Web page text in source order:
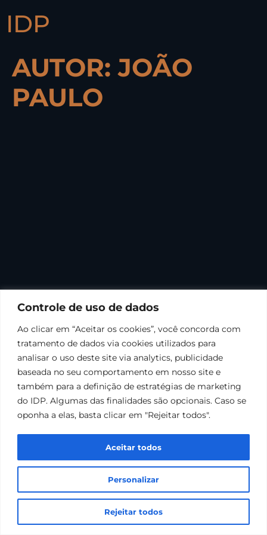
Controle de uso de dados
Ao clicar em “Aceitar os cookies”, você concorda com
tratamento de dados via cookies utilizados para
analisar o uso deste site via analytics, publicidade
baseada no seu comportamento em nosso site e
também para a definição de estratégias de marketing
do IDP. Algumas das finalidades são opcionais. Caso se
oponha a elas, basta clicar em "Rejeitar todos".
Personalizar
Rejeitar todos
Aceitar todos
IDP
AUTOR:JOÃO
PAULO